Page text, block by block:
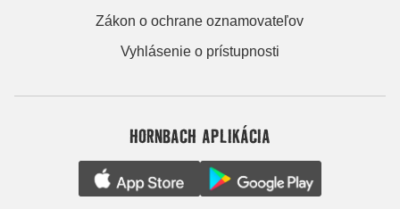
Zákon o ochrane oznamovateľov
Vyhlásenie o prístupnosti
HORNBACH APLIKÁCIA